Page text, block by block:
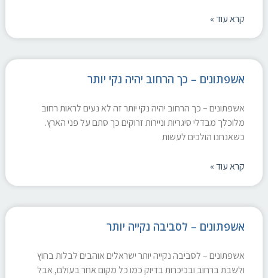
קרא עוד »
אשפתונים – כך הרחוב יהיה נקי יותר
אשפתונים – כך הרחוב יהיה נקי יותר זה לא נעים לראות רחוב
מלוכלך מבדלי סיגריות וניירות זרוקים כך סתם על פני הארץ.
כשאנחנו הולכים לעשות
קרא עוד »
אשפתונים – לסביבה נקייה יותר
אשפתונים – לסביבה נקייה יותר ישראלים אוהבים לבלות בחוץ
ולשבת ברחוב ובכיכרות בדיוק כמו כל מקום אחר בעולם, אבל